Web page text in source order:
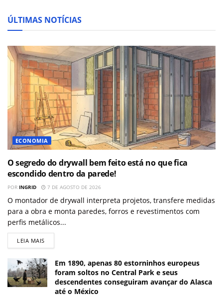
ÚLTIMAS NOTÍCIAS
ECONOMIA
O segredo do drywall bem feito está no que fica
escondido dentro da parede!
POR INGRID 7 DE AGOSTO DE 2026
O montador de drywall interpreta projetos, transfere medidas
para a obra e monta paredes, forros e revestimentos com
perfis metálicos...
LEIA MAIS
Em 1890, apenas 80 estorninhos europeus
foram soltos no Central Park e seus
descendentes conseguiram avançar do Alasca
até o México